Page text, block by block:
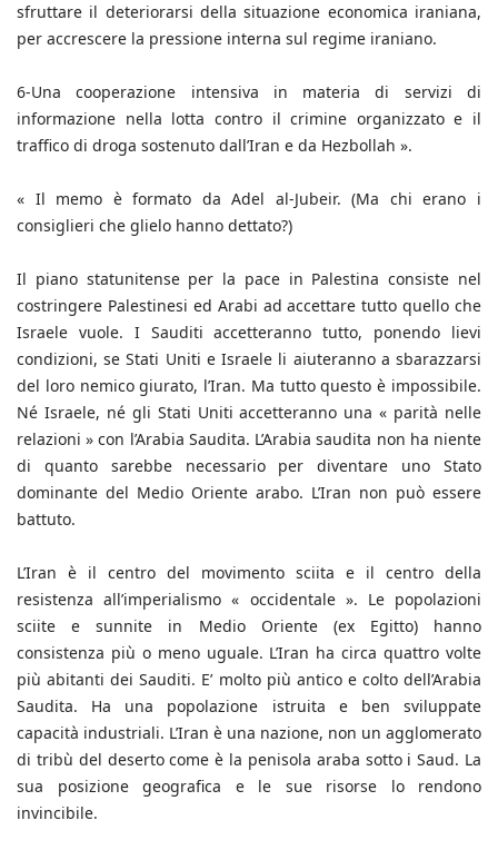
sfruttare il deteriorarsi della situazione economica iraniana,
per accrescere la pressione interna sul regime iraniano.
6-Una cooperazione intensiva in materia di servizi di
informazione nella lotta contro il crimine organizzato e il
traffico di droga sostenuto dall’Iran e da Hezbollah ».
« Il memo è formato da Adel al-Jubeir. (Ma chi erano i
consiglieri che glielo hanno dettato?)
Il piano statunitense per la pace in Palestina consiste nel
costringere Palestinesi ed Arabi ad accettare tutto quello che
Israele vuole. I Sauditi accetteranno tutto, ponendo lievi
condizioni, se Stati Uniti e Israele li aiuteranno a sbarazzarsi
del loro nemico giurato, l’Iran. Ma tutto questo è impossibile.
Né Israele, né gli Stati Uniti accetteranno una « parità nelle
relazioni » con l’Arabia Saudita. L’Arabia saudita non ha niente
di quanto sarebbe necessario per diventare uno Stato
dominante del Medio Oriente arabo. L’Iran non può essere
battuto.
L’Iran è il centro del movimento sciita e il centro della
resistenza all’imperialismo « occidentale ». Le popolazioni
sciite e sunnite in Medio Oriente (ex Egitto) hanno
consistenza più o meno uguale. L’Iran ha circa quattro volte
più abitanti dei Sauditi. E’ molto più antico e colto dell’Arabia
Saudita. Ha una popolazione istruita e ben sviluppate
capacità industriali. L’Iran è una nazione, non un agglomerato
di tribù del deserto come è la penisola araba sotto i Saud. La
sua posizione geografica e le sue risorse lo rendono
invincibile.